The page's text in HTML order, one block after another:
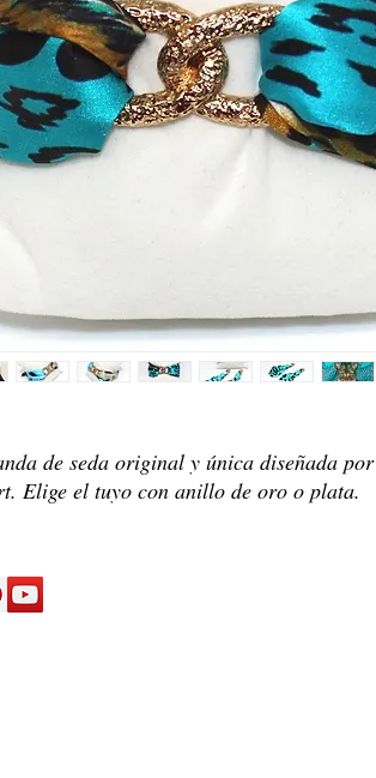
de seda original y única diseñada
Elige el tuyo con anillo de oro o plata.